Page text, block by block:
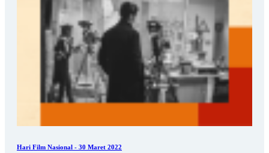
Hari Film Nasional - 30 Maret 2022